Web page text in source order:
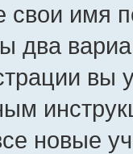
свои имя
два
вы
новые